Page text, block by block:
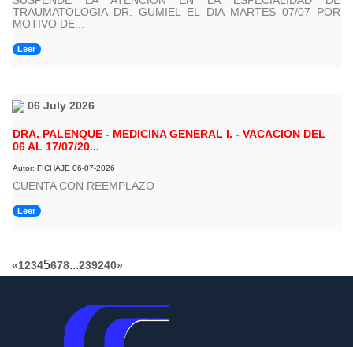
TRAUMATOLOGIA DR. GUMIEL EL DIA MARTES 07/07 POR
MOTIVO DE...
Leer
06 July 2026
DRA. PALENQUE - MEDICINA GENERAL I. - VACACION DEL
06 AL 17/07/20...
Autor: FICHAJE 06-07-2026
CUENTA CON REEMPLAZO
Leer
«12345678...239240»